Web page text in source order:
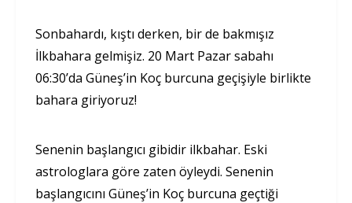
Sonbahardı, kıştı derken, bir de bakmışız
İlkbahara gelmişiz. 20 Mart Pazar sabahı
06:30’da Güneş’in Koç burcuna geçişiyle birlikte
bahara giriyoruz!
Senenin başlangıcı gibidir ilkbahar. Eski
astrologlara göre zaten öyleydi. Senenin
başlangıcını Güneş’in Koç burcuna geçtiği